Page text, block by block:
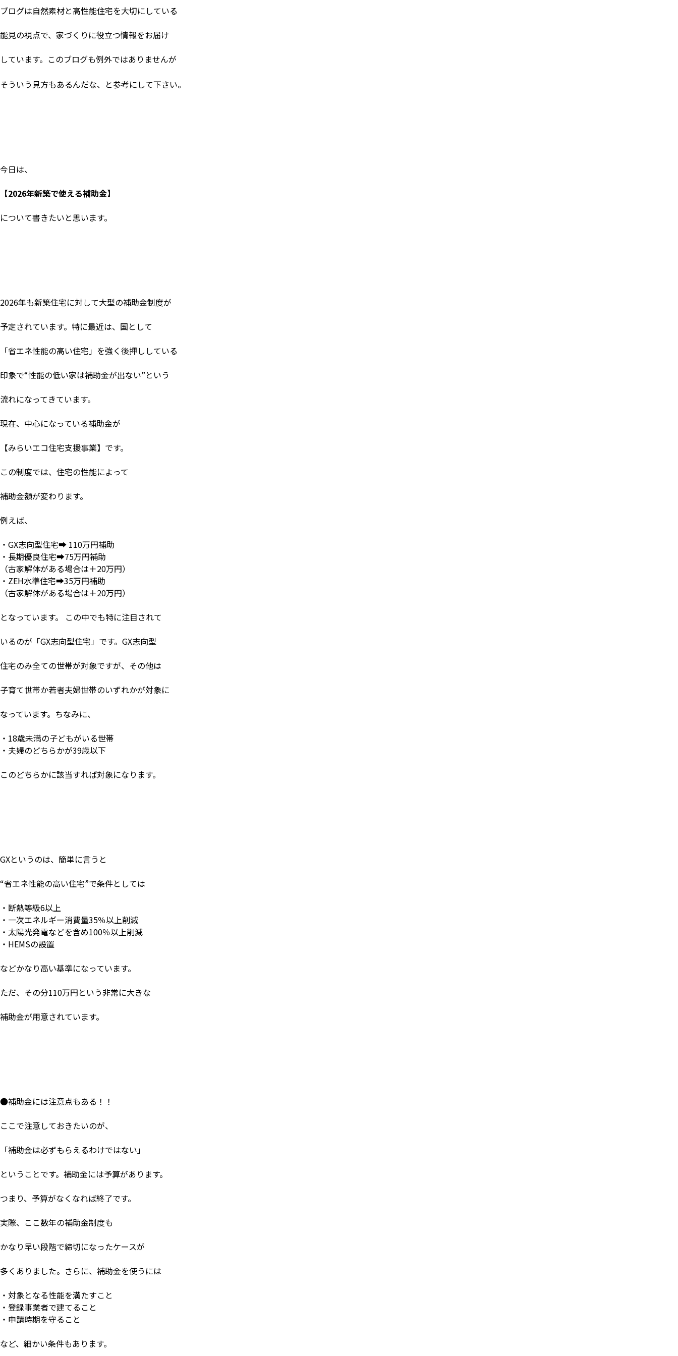
ブログは自然素材と高性能住宅を大切にしている
能見の視点で、家づくりに役立つ情報をお届け
しています。このブログも例外ではありませんが
そういう見方もあるんだな、と参考にして下さい。
今日は、
【2026年新築で使える補助金】
について書きたいと思います。
2026年も新築住宅に対して大型の補助金制度が
予定されています。特に最近は、国として
「省エネ性能の高い住宅」を強く後押ししている
印象で“性能の低い家は補助金が出ない”という
流れになってきています。
現在、中心になっている補助金が
【みらいエコ住宅支援事業】です。
この制度では、住宅の性能によって
補助金額が変わります。
例えば、
・ GX志向型住宅➡ 110万円補助
・長期優良住宅➡75万円補助
（古家解体がある場合は＋20万円）
・ ZEH水準住宅➡35万円補助
（古家解体がある場合は＋20万円）
となっています。 この中でも特に注目されて
いるのが「GX志向型住宅」です。 GX志向型
住宅のみ全ての世帯が対象ですが、その他は
子育て世帯か若者夫婦世帯のいずれかが対象に
なっています。ちなみに、
・ 18歳未満の子どもがいる世帯
・夫婦のどちらかが39歳以下
このどちらかに該当すれば対象になります。
GXというのは、簡単に言うと
“省エネ性能の高い住宅”で条件としては
・断熱等級6以上
・一次エネルギー消費量35％以上削減
・太陽光発電などを含め100％以上削減
・ HEMSの設置
などかなり高い基準になっています。
ただ、その分110万円という非常に大きな
補助金が用意されています。
●補助金には注意点もある！！
ここで注意しておきたいのが、
「補助金は必ずもらえるわけではない」
ということです。補助金には予算があります。
つまり、予算がなくなれば終了です。
実際、ここ数年の補助金制度も
かなり早い段階で締切になったケースが
多くありました。さらに、補助金を使うには
・対象となる性能を満たすこと
・登録事業者で建てること
・申請時期を守ること
など、細かい条件もあります。